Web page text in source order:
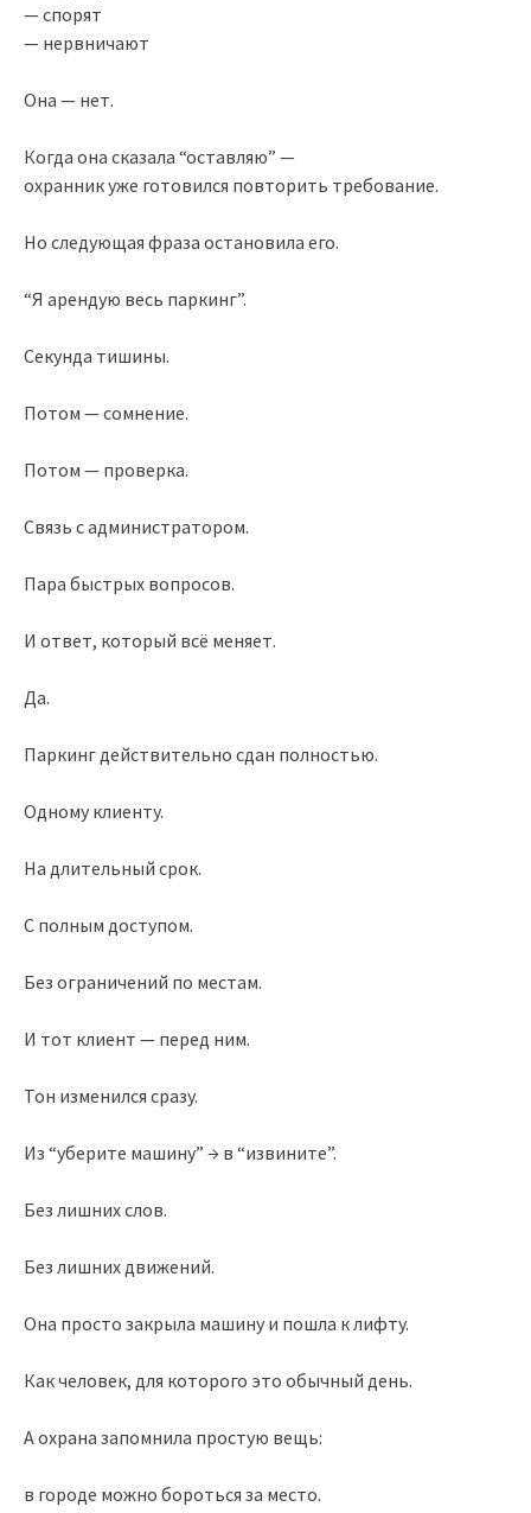
— спорят
— нервничают
Она — нет.
Когда она сказала “оставляю” —
охранник уже готовился повторить требование.
Но следующая фраза остановила его.
“Я арендую весь паркинг”.
Секунда тишины.
Потом — сомнение.
Потом — проверка.
Связь с администратором.
Пара быстрых вопросов.
И ответ, который всё меняет.
Да.
Паркинг действительно сдан полностью.
Одному клиенту.
На длительный срок.
С полным доступом.
Без ограничений по местам.
И тот клиент — перед ним.
Тон изменился сразу.
Из “уберите машину” → в “извините”.
Без лишних слов.
Без лишних движений.
Она просто закрыла машину и пошла к лифту.
Как человек, для которого это обычный день.
А охрана запомнила простую вещь:
в городе можно бороться за место.